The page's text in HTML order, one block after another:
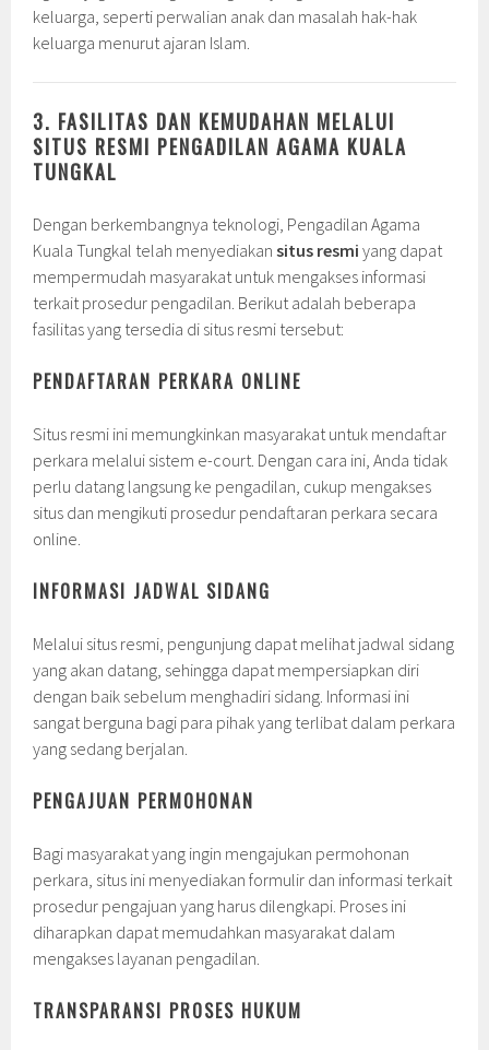
keluarga, seperti perwalian anak dan masalah hak-hak
keluarga menurut ajaran Islam.
3. FASILITAS DAN KEMUDAHAN MELALUI
SITUS RESMI PENGADILAN AGAMA KUALA
TUNGKAL
Dengan berkembangnya teknologi, Pengadilan Agama
Kuala Tungkal telah menyediakansitus resmi yang dapat
mempermudah masyarakat untuk mengakses informasi
terkait prosedur pengadilan. Berikut adalah beberapa
fasilitas yang tersedia di situs resmi tersebut:
PENDAFTARAN PERKARA ONLINE
Situs resmi ini memungkinkan masyarakat untuk mendaftar
perkara melalui sistem e-court. Dengan cara ini, Anda tidak
perlu datang langsung ke pengadilan, cukup mengakses
situs dan mengikuti prosedur pendaftaran perkara secara
online.
INFORMASI JADWAL SIDANG
Melalui situs resmi, pengunjung dapat melihat jadwal sidang
yang akan datang, sehingga dapat mempersiapkan diri
dengan baik sebelum menghadiri sidang. Informasi ini
sangat berguna bagi para pihak yang terlibat dalam perkara
yang sedang berjalan.
PENGAJUAN PERMOHONAN
Bagi masyarakat yang ingin mengajukan permohonan
perkara, situs ini menyediakan formulir dan informasi terkait
prosedur pengajuan yang harus dilengkapi. Proses ini
diharapkan dapat memudahkan masyarakat dalam
mengakses layanan pengadilan.
TRANSPARANSI PROSES HUKUM